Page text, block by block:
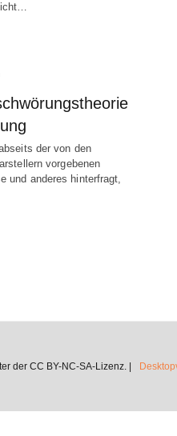
der von den
vorgebenen
und anderes hinterfragt,
der CC BY-NC-SA-Lizenz. |